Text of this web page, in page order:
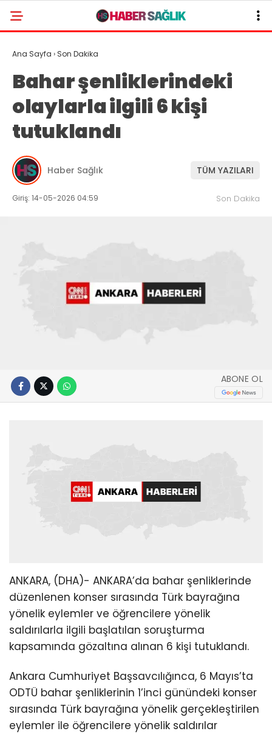
Ana Sayfa › Son Dakika
Bahar şenliklerindeki
olaylarla ilgili 6 kişi
tutuklandı
Haber Sağlık TÜM YAZILARI
Giriş: 14-05-2026 04:59 Son Dakika
ABONE OL
ANKARA, (DHA)- ANKARA’da bahar şenliklerinde
düzenlenen konser sırasında Türk bayrağına
yönelik eylemler ve öğrencilere yönelik
saldırılarla ilgili başlatılan soruşturma
kapsamında gözaltına alınan 6 kişi tutuklandı.
Ankara Cumhuriyet Başsavcılığınca, 6 Mayıs’ta
ODTÜ bahar şenliklerinin 1’inci günündeki konser
sırasında Türk bayrağına yönelik gerçekleştirilen
eylemler ile öğrencilere yönelik saldırılar